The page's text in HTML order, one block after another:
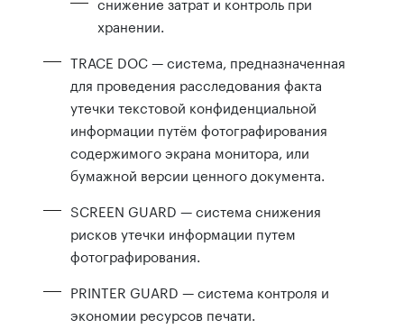
хранении.
TRACE DOC — система, предназначенная
для проведения расследования факта
утечки текстовой конфиденциальной
информации путём фотографирования
содержимого экрана монитора, или
бумажной версии ценного документа.
SCREEN GUARD — система снижения
рисков утечки информации путем
фотографирования.
PRINTER GUARD — система контроля и
экономии ресурсов печати.